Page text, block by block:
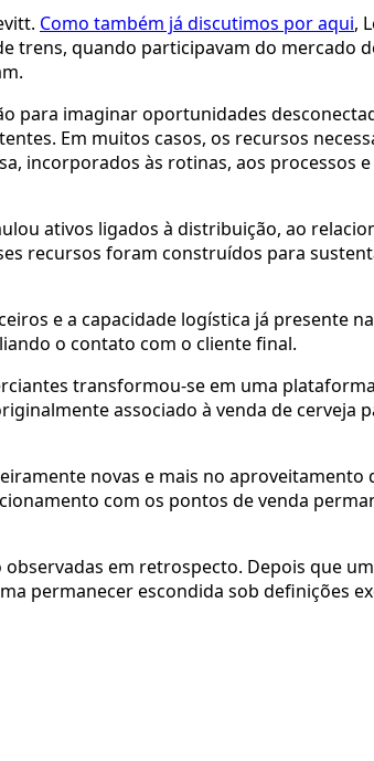
Como também já discutimos por aqui,
trens, quando participavam do mercado
para imaginar oportunidades
Em muitos casos, os recursos
incorporados às rotinas, aos processos
ativos ligados à distribuição, ao
recursos foram construídos para
e a capacidade logística já presente
o contato com o cliente final.
transformou-se em uma
associado à venda de cerveja
novas e mais no aproveitamento
com os pontos de venda
em retrospecto. Depois que
permanecer escondida sob definições